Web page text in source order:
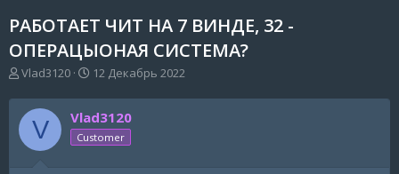
РАБОТАЕТ ЧИТ НА 7 ВИНДЕ, 32 -
ОПЕРАЦЫОНАЯ СИСТЕМА?
А
т
о
р
т
Vlad3120
Д
т
а
н
12 Декабрь 2022
V Vlad3120
Customer